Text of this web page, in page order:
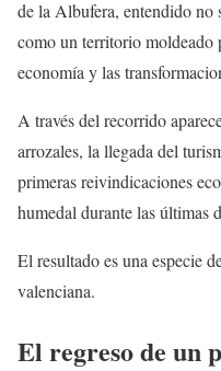
de la Albufera, entendido no
como un territorio moldeado
economía y las
A través del recorrido
arrozales, la llegada del
primeras reivindicaciones
humedal durante las últimas
El resultado es una especie
valenciana.
El regreso de un